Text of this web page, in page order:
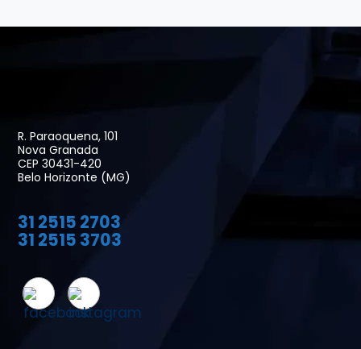
R. Paraoquena, 101
Nova Granada
CEP 30431-420
Belo Horizonte (MG)
31 2515 2703
31 2515 3703